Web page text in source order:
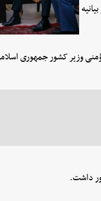
جمعه شب یکم خرداد ۱۴۰۵ در بیانیه
وزیر کشور جمهوری
داشت.